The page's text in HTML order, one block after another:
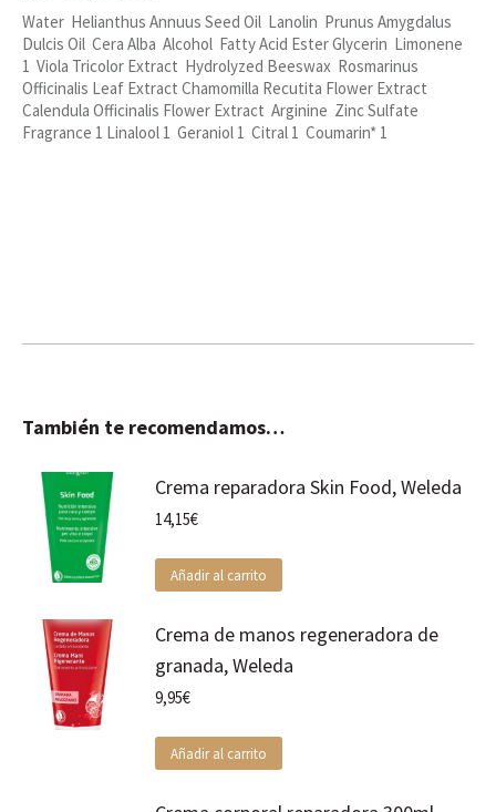
Water Helianthus Annuus Seed Oil Lanolin Prunus Amygdalus
Dulcis Oil Cera Alba Alcohol Fatty Acid Ester Glycerin Limonene
1 Viola Tricolor Extract Hydrolyzed Beeswax Rosmarinus
Officinalis Leaf Extract Chamomilla Recutita Flower Extract
Calendula Officinalis Flower Extract Arginine Zinc Sulfate
Fragrance 1 Linalool 1 Geraniol 1 Citral 1 Coumarin* 1
También te recomendamos…
Crema reparadora Skin Food, Weleda
14,15€
Añadir al carrito
Crema de manos regeneradora de
granada, Weleda
9,95€
Añadir al carrito